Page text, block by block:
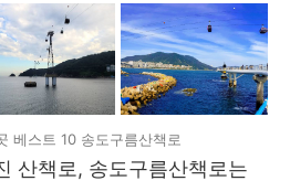
베스트 10 송도구름산책로
산책로, 송도구름산책로는